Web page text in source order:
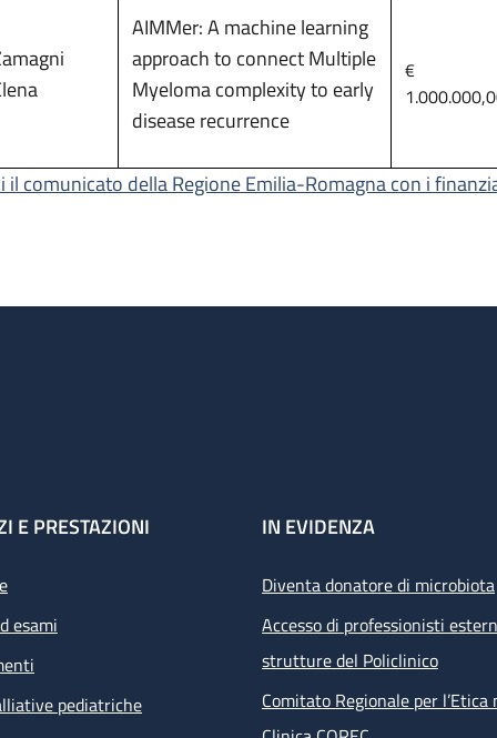
AIMMer: A machine learning
approach to connect Multiple
Myeloma complexity to early
disease recurrence
€
il comunicato della Regione Emilia-Romagna con i
E PRESTAZIONI
esami
pediatriche
IN EVIDENZA
Diventa donatore di microbiota
Accesso di professionisti
strutture del Policlinico
Comitato Regionale per l’Etica